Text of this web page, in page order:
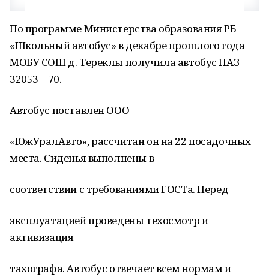
По программе Министерства образования РБ
«Школьный автобус» в декабре прошлого года
МОБУ СОШ д. Тереклы получила автобус ПАЗ
32053 – 70.
Автобус поставлен ООО
«ЮжУралАвто», рассчитан он на 22 посадочных
места. Сиденья выполнены в
соответствии с требованиями ГОСТа. Перед
эксплуатацией проведены техосмотр и
активизация
тахографа. Автобус отвечает всем нормам и